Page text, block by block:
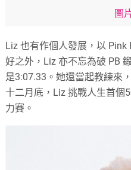
圖
Liz 也有作個人發展，以
好之外，Liz 亦不忘為破 PB
是3:07.33。她還當起教練來
十二月底，Liz 挑戰人生首個
力賽。